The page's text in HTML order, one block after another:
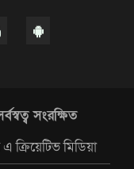
(Small Business
সংরক্ষিত
ক্রিয়েটিভ মিডিয়া